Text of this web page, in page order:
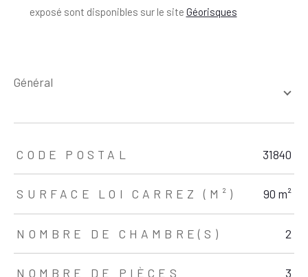
exposé sont disponibles sur le site Géorisques
général
TRAD_ZEPHYR_Caracteristique TRAD_ZEPHYR_Valeurs
CODE POSTAL 31840
SURFACE LOI CARREZ (M²) 90 m²
NOMBRE DE CHAMBRE(S) 2
NOMBRE DE PIÈCES 3